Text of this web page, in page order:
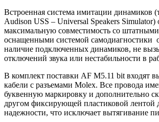
Встроенная система имитации динамиков
Audison USS – Universal Speakers Simulator)
максимальную совместимость со
оснащенными системой самодиагностики
наличие подключенных динамиков, не
отключений звука или нестабильности в
В комплект поставки AF M5.11 bit входят
кабели с разъемами Molex. Все провода
буквенную маркировку и дополнительно
другом фиксирующей пластиковой лентой
надежности, что исключает вытягивание